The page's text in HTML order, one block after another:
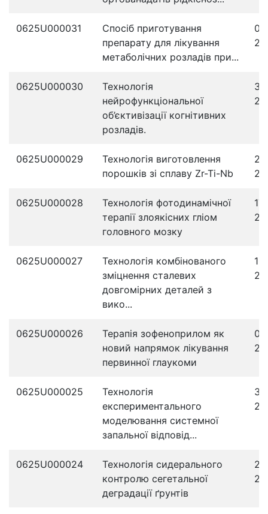
0625U000031
Спосіб приготування
препарату для лікування
метаболічних розладів при...
0625U000030
Технологія
нейрофункціональної
об’єктивізації когнітивних
розладів.
0625U000029
Технологія виготовлення
порошків зі сплаву Zr-Ti-Nb
0625U000028
Технологія фотодинамічної
терапії злоякісних гліом
головного мозку
0625U000027
Технологія комбінованого
зміцнення сталевих
довгомірних деталей з
вико...
0625U000026
Терапія зофеноприлом як
новий напрямок лікування
первинної глаукоми
0625U000025
Технологія
експериментального
моделювання системної
запальної відповід...
0625U000024
Технологія сидерального
контролю сегетальної
деградації ґрунтів